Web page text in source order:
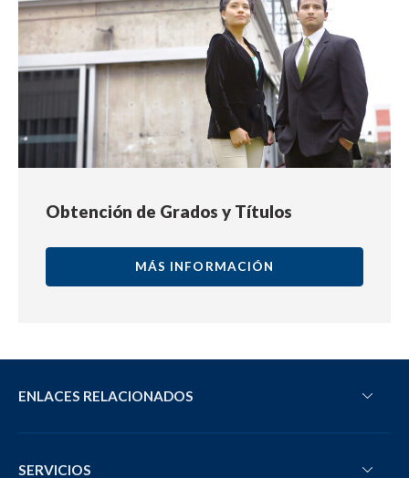
Obtención de Grados y Títulos
MÁS INFORMACIÓN
ENLACES RELACIONADOS
SERVICIOS